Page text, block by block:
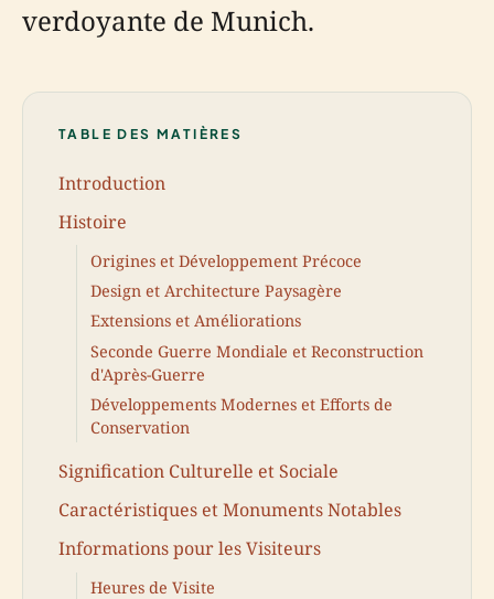
verdoyante de Munich.
TABLE DES MATIÈRES
Introduction
Histoire
Origines et Développement Précoce
Design et Architecture Paysagère
Extensions et Améliorations
Seconde Guerre Mondiale et Reconstruction
d'Après-Guerre
Développements Modernes et Efforts de
Conservation
Signification Culturelle et Sociale
Caractéristiques et Monuments Notables
Informations pour les Visiteurs
Heures de Visite